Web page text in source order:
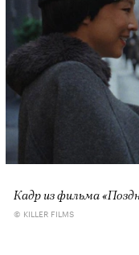
Кадр из фильма
© KILLER FILMS